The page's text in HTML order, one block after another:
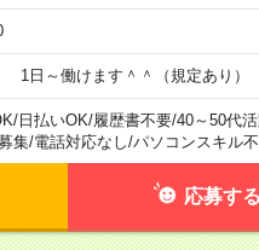
1日～働けます＾＾（規定あり）
/日払いOK/履歴書不要/40～50代
集/電話対応なし/パソコンスキル
応募する